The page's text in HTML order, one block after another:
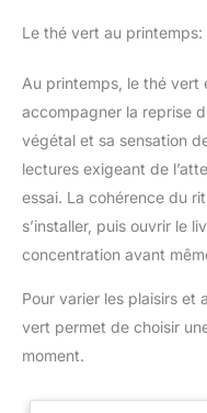
Le thé vert au
Au printemps, le thé vert
accompagner la reprise
végétal et sa sensation
lectures exigeant de
essai. La cohérence du
s’installer, puis ouvrir le
concentration avant
Pour varier les plaisirs et
vert permet de choisir
moment.